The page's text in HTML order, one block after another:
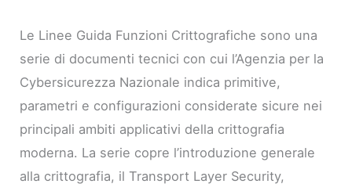
Le Linee Guida Funzioni Crittografiche sono una
serie di documenti tecnici con cui l’Agenzia per la
Cybersicurezza Nazionale indica primitive,
parametri e configurazioni considerate sicure nei
principali ambiti applicativi della crittografia
moderna. La serie copre l’introduzione generale
alla crittografia, il Transport Layer Security,